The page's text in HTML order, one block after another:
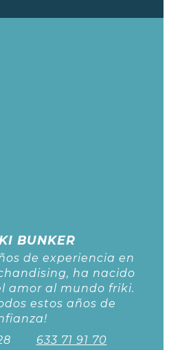
BUNKER
de experiencia en
ha nacido
amor al mundo friki.
estos años de
633 71 91 70